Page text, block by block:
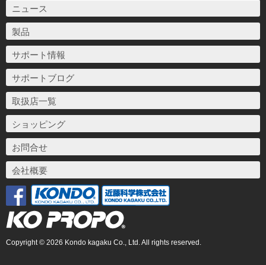
ニュース
製品
サポート情報
サポートブログ
取扱店一覧
ショッピング
お問合せ
会社概要
Copyright © 2026 Kondo kagaku Co., Ltd. All rights reserved.